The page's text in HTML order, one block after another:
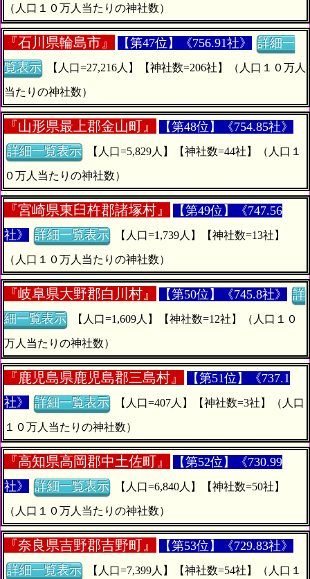
（人口１０万人当たりの神社数）
『石川県輪島市』 【第47位】《756.91社》
詳細一
覧表示
当たりの神社数）
『山形県最上郡金山町』
【第48位】《754.85社》
詳細一覧表示
０万人当たりの神社数）
『宮崎県東臼杵郡諸塚村』
【第49位】《747.56
社》
詳細一覧表示
（人口１０万人当たりの神社数）
『岐阜県大野郡白川村』 【第50位】《745.8社》
詳
細一覧表示
万人当たりの神社数）
『 鹿児島県鹿児島郡三島村』
【第51位】《737.1
社》
詳細一覧表示
１０万人当たりの神社数）
『高知県高岡郡中土佐町』
【第52位】《730.99
社》
詳細一覧表示
（人口１０万人当たりの神社数）
『奈良県吉野郡吉野町』
【第53位】《729.83社》
詳細一覧表示